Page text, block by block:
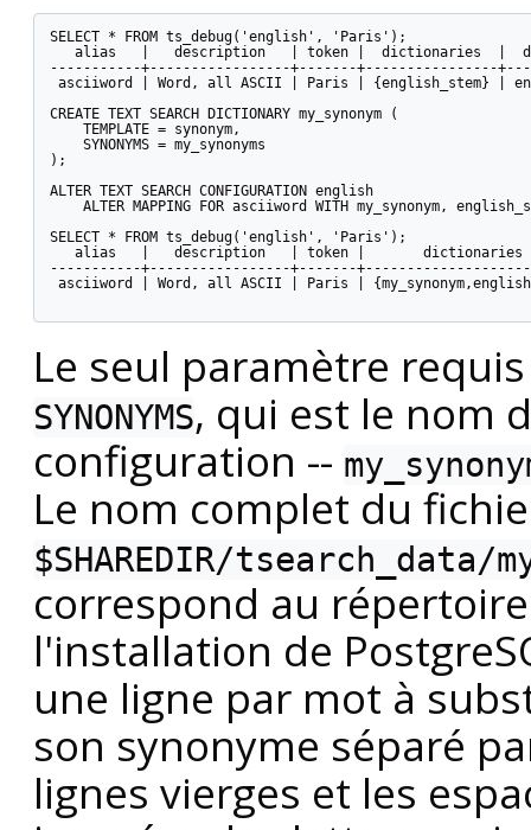
SELECT * FROM ts_debug('english', 'Paris');
alias   |   description   | token |  dictionaries  |
-----------+-----------------+-------+----------------
asciiword | Word, all ASCII | Paris | {english_stem} |
CREATE TEXT SEARCH DICTIONARY my_synonym (
    TEMPLATE = synonym,
    SYNONYMS = my_synonyms
);
ALTER TEXT SEARCH CONFIGURATION english
ALTER MAPPING FOR asciiword WITH my_synonym,
SELECT * FROM ts_debug('english', 'Paris');
alias   |   description   | token |       dictionaries
-----------+-----------------+-------
asciiword | Word, all ASCII | Paris |
Le seul paramètre
SYNONYMS, qui est le nom
configuration --
Le nom complet du
$SHAREDIR/tsearch_data/
correspond au
l'installation de
une ligne par mot à
son synonyme séparé
lignes vierges et les